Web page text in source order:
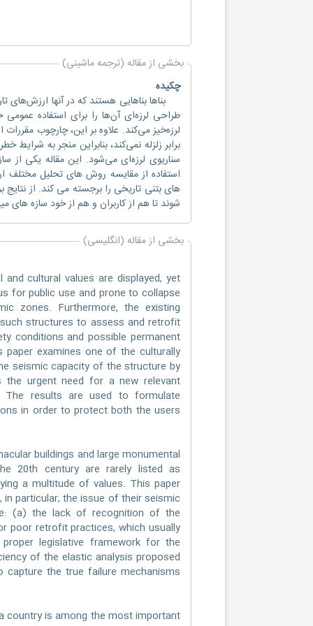
بخشی از مقاله (ترجمه ماشینی)
چکیده
بناها بناهایی هستند که در آنها ارزش‌های
طراحی لرزه‌ای آن‌ها را برای استفاده
لرزه‌خیز می‌کند. علاوه بر این، چارچوب مقررات
برابر زلزله نمی‌کند، بنابراین منجر به
سناریوی لرزه‌ای می‌شود. این مقاله یکی از
استفاده از مقایسه روش های تحلیل مختلف
های بتنی تاریخی را برجسته می کند. از
شوند تا هم از کاربران و هم از خود سازه های
بخشی از مقاله (انگلیسی)
cultural values are displayed, yet
for public use and prone to collapse
zones. Furthermore, the existing
structures to assess and retrofit
conditions and possible permanent
examines one of the culturally
seismic capacity of the structure by
the urgent need for a new relevant
The results are used to formulate
in order to protect both the users
buildings and large monumental
20th century are rarely listed as
a multitude of values. This paper
particular, the issue of their seismic
(a) the lack of recognition of the
poor retrofit practices, which usually
legislative framework for the
of the elastic analysis proposed
the true failure mechanisms
is among the most important